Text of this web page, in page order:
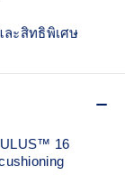
ะสิทธิพิเศษ
16